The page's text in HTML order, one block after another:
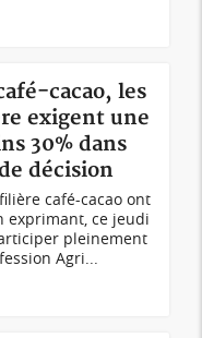
cacao, les
exigent une
30% dans
décision
café-cacao ont
exprimant, ce jeudi
pleinement
Agri...